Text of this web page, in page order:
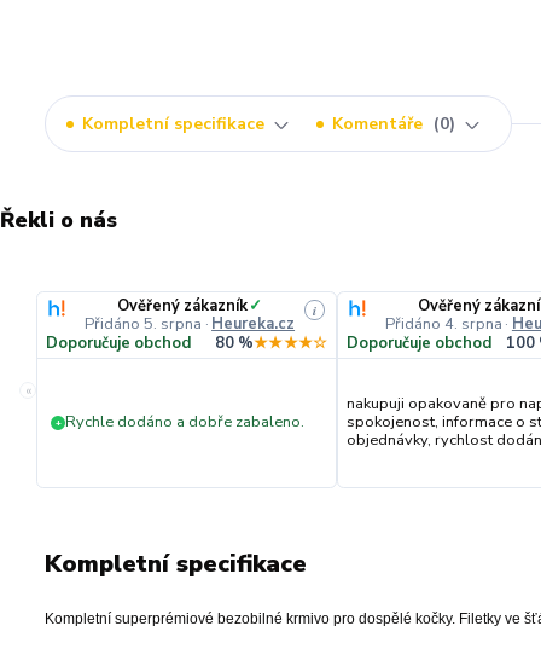
Kompletní specifikace Komentáře 0
Řekli o nás
«
Ověřený zákazník✓
Přidáno 5. srpna · Heureka.cz
i
Doporučuje obchod 80 %★★★★☆
+ Rychle dodáno a dobře zabaleno.
Ověřený
Přidáno 4. srpna ·
Doporučuje obchod
100
nakupuji opakovaně pro
spokojenost, informace o
objednávky, rychlost
Kompletní specifikace
Kompletní superprémiové bezobilné krmivo pro dospělé kočky. Filetky ve